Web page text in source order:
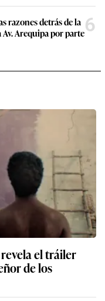
razones detrás de la
Arequipa por parte6
el tráiler
de los